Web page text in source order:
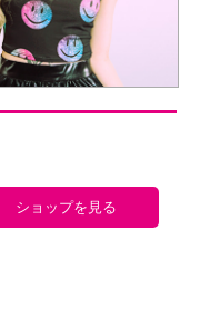
ショップを見る